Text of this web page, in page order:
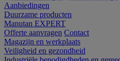
Aanbiedingen
Duurzame producten
Manutan EXPERT
Offerte aanvragen Contact
Magazijn en werkplaats
Veiligheid en gezondheid